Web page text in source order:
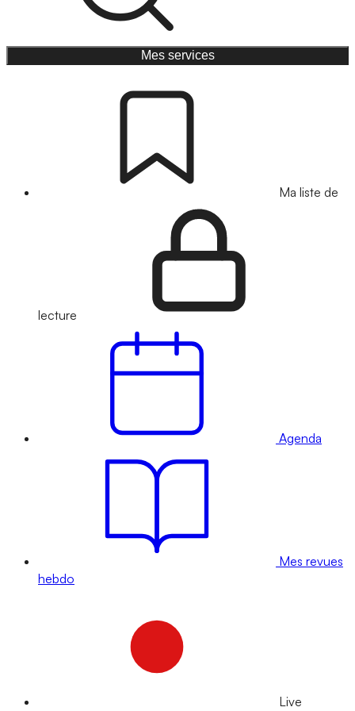
Mes services
Ma liste de
lecture
Agenda
Mes revues
hebdo
Live